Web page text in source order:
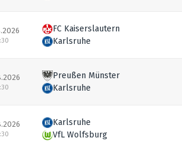
FC Kaiserslautern
Karlsruhe
Preußen Münster
Karlsruhe
Karlsruhe
VfL Wolfsburg